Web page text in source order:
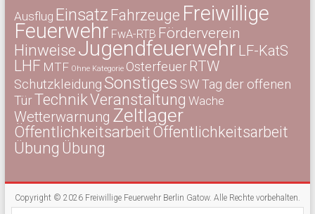
Ausflug Einsatz Fahrzeuge Freiwillige
Feuerwehr FwA-RTB Förderverein
HinweiseJugendfeuerwehr LF-KatS
LHF MTF Ohne Kategorie Osterfeuer RTW
SchutzkleidungSonstiges SWTag der offenen
TürTechnikVeranstaltung Wache
Wetterwarnung Zeltlager
Öffentlichkeitsarbeit Öffentlichkeitsarbeit
Übung Übung
Copyright © 2026 Freiwillige Feuerwehr Berlin Gatow. Alle Rechte vorbehalten.